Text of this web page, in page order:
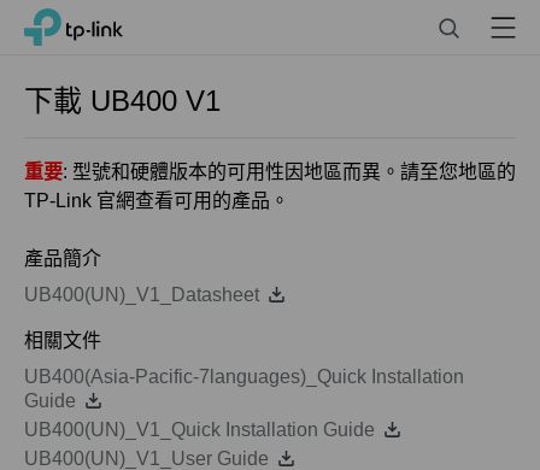
Click
navigation
TP-Link, Reliably Smart Menu
下載 UB400 V1
重要: 型號和硬體版本的可用性因地區而異。請至您地區的
TP-Link 官網查看可用的產品。
產品簡介
UB400(UN)_V1_Datasheet
相關文件
UB400(Asia-Pacific-7languages)_Quick Installation
Guide
UB400(UN)_V1_Quick Installation Guide
UB400(UN)_V1_User Guide